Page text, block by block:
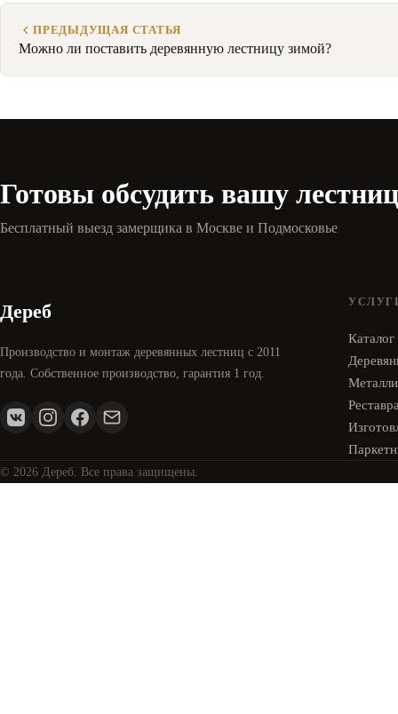
ПРЕДЫДУЩАЯ СТАТЬЯ
Можно ли поставить деревянную лестницу зимой?
Готовы обсудить вашу
Бесплатный выезд замерщика в Москве и Подмосковье
Дереб
Производство и монтаж деревянных лестниц с 2011
года. Собственное производство, гарантия 1 год.
Каталог
© 2026 Дереб. Все права защищены.